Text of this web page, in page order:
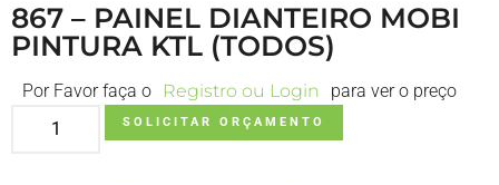
867 – PAINEL DIANTEIRO MOBI
PINTURA KTL (TODOS)
Por Favor faça o Registro ou Login para ver o preço
SOLICITAR ORÇAMENTO